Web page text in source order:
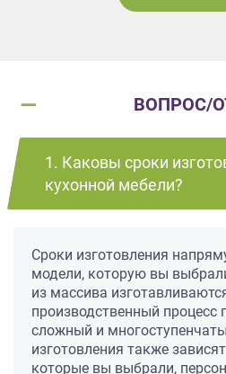
ВОПРОС/
1. Каковы сроки
кухонной мебели?
Сроки изготовления
модели, которую вы
из массива
производственный процесс
сложный и
изготовления также
которые вы выбрали,